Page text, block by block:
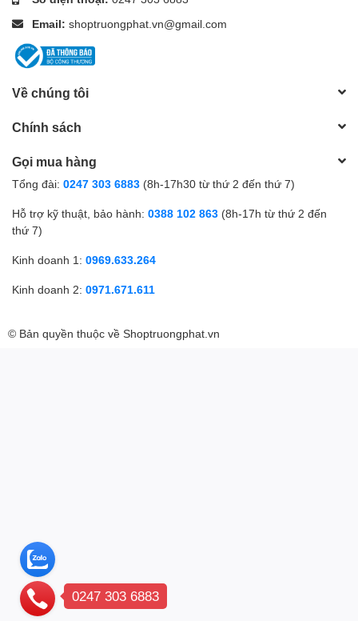
Email: shoptruongphat.vn@gmail.com
Về chúng tôi
Chính sách
Gọi mua hàng
Tổng đài: 0247 303 6883 (8h-17h30 từ thứ 2 đến thứ 7)
Hỗ trợ kỹ thuật, bảo hành: 0388 102 863 (8h-17h từ thứ 2 đến
thứ 7)
Kinh doanh 1: 0969.633.264
Kinh doanh 2: 0971.671.611
© Bản quyền thuộc về Shoptruongphat.vn
0247 303 6883